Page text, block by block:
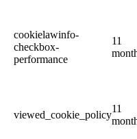
cookielawinfo-
checkbox-
performance
11
viewed_cookie_policy
11